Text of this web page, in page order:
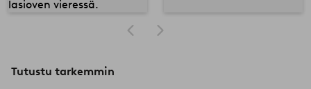
Tutustu tarkemmin